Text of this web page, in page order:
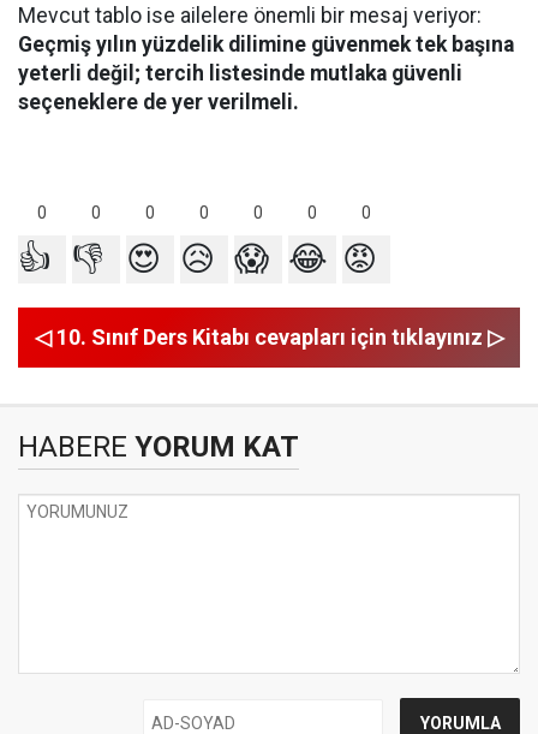
Mevcut tablo ise ailelere önemli bir mesaj veriyor:
Geçmiş yılın yüzdelik dilimine güvenmek tek başına
yeterli değil; tercih listesinde mutlaka güvenli
seçeneklere de yer verilmeli.
0 0 0 0 0 0 0
👍 👎 😍 😥 😱 😂 😡
◁ 10. Sınıf Ders Kitabı cevapları için tıklayınız ▷
HABERE YORUM KAT